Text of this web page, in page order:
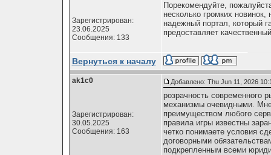
Зарегистрирован:
23.06.2025
Сообщения: 133
Порекомендуйте,
несколько громких
надежный портал, который
предоставляет
Вернуться к началу
ak1c0
Зарегистрирован:
30.05.2025
Сообщения: 163
Добавлено: Thu Jun 11, 2026
розрачность современного
механизмы очевидными.
преимуществом любого
правила игры известны
четко понимаете условия
договорными
подкрепленным всеми